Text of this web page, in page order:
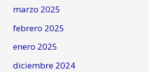
marzo 2025
febrero 2025
enero 2025
diciembre 2024